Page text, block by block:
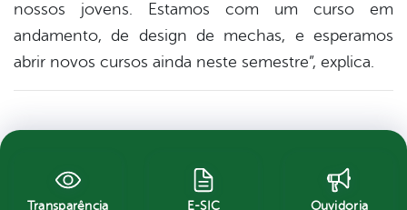
nossos jovens. Estamos com um curso em
andamento, de design de mechas, e esperamos
abrir novos cursos ainda neste semestre”, explica.
Transparência E-SIC Ouvidoria